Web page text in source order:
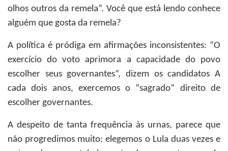
olhos outros da remela”. Você que está lendo conhece
alguém que gosta da remela?
A política é pródiga em afirmações inconsistentes: “O
exercício do voto aprimora a capacidade do povo
escolher seus governantes”, dizem os candidatos A
cada dois anos, exercemos o “sagrado” direito de
escolher governantes.
A despeito de tanta frequência às urnas, parece que
não progredimos muito: elegemos o Lula duas vezes e